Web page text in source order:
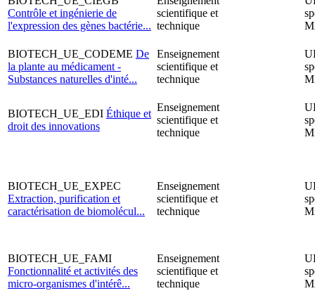
Contrôle et ingénierie de
l'expression des gènes bactérie...
scientifique et
technique
BIOTECH_UE_CODEME De
la plante au médicament -
Substances naturelles d'inté...
Enseignement
scientifique et
technique
BIOTECH_UE_EDI Éthique et
droit des innovations
Enseignement
scientifique et
technique
BIOTECH_UE_EXPEC
Extraction, purification et
caractérisation de biomolécul...
Enseignement
scientifique et
technique
BIOTECH_UE_FAMI
Fonctionnalité et activités des
micro-organismes d'intérê...
Enseignement
scientifique et
technique